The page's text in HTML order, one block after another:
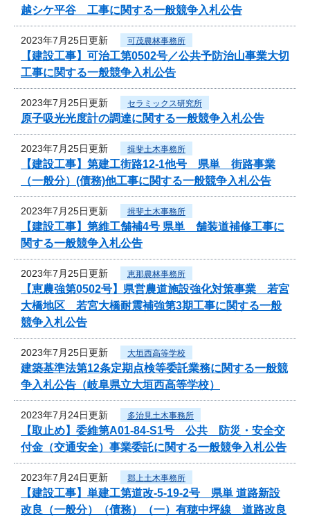
越シケ平谷 工事に関する一般競争入札公告
2023年7月25日更新 可茂農林事務所
【建設工事】可治工第0502号／公共予防治山事業大切
工事に関する一般競争入札公告
2023年7月25日更新 セラミックス研究所
原子吸光光度計の調達に関する一般競争入札公告
2023年7月25日更新 揖斐土木事務所
【建設工事】第建工街路12-1他号 県単 街路事業
（一般分）(債務)他工事に関する一般競争入札公告
2023年7月25日更新 揖斐土木事務所
【建設工事】第維工舗補4号 県単 舗装道補修工事に
関する一般競争入札公告
2023年7月25日更新 恵那農林事務所
【恵農強第0502号】県営農道施設強化対策事業 若宮
大橋地区 若宮大橋耐震補強第3期工事に関する一般
競争入札公告
2023年7月25日更新 大垣西高等学校
建築基準法第12条定期点検等委託業務に関する一般競
争入札公告（岐阜県立大垣西高等学校）
2023年7月24日更新 多治見土木事務所
【取止め】委維第A01-84-S1号 公共 防災・安全交
付金（交通安全）事業委託に関する一般競争入札公告
2023年7月24日更新 郡上土木事務所
【建設工事】単建工第道改-5-19-2号 県単 道路新設
改良（一般分）（債務）（一）有穂中坪線 道路改良